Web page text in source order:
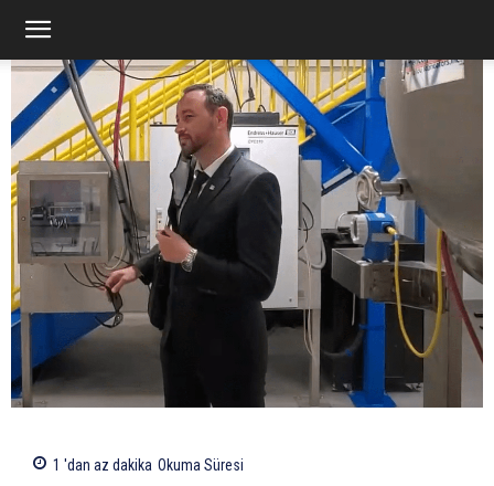
1 'dan az dakika Okuma Süresi